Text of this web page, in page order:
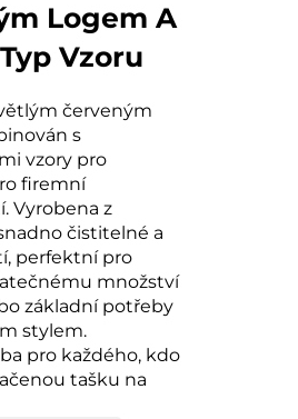
Logem A
Vzoru
červeným
s
vzory pro
firemní
Vyrobena z
čistitelné a
perfektní pro
množství
základní potřeby
stylem.
pro každého, kdo
tašku na